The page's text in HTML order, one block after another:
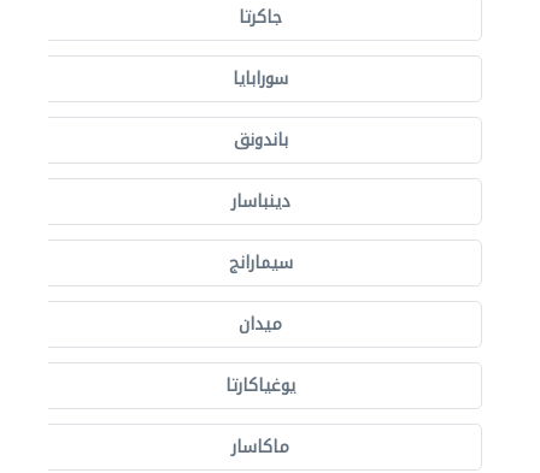
جاكرتا
سورابايا
باندونق
دينباسار
سيمارانج
ميدان
يوغياكارتا
ماكاسار